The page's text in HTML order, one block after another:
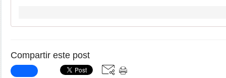
Compartir este post